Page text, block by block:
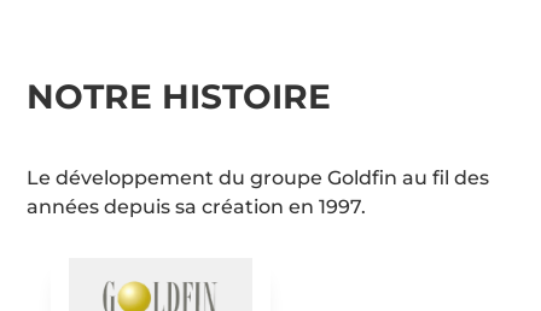
NOTRE HISTOIRE
Le développement du groupe Goldfin au fil des
années depuis sa création en 1997.